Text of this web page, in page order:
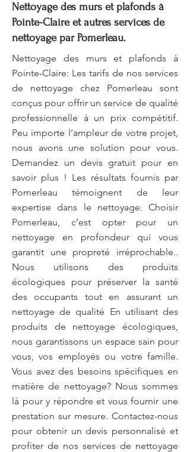
Nettoyage des murs et plafonds à
Pointe-Claire et autres services de
nettoyage par Pomerleau.
Nettoyage des murs et plafonds à
Pointe-Claire: Les tarifs de nos services
de nettoyage chez Pomerleau sont
conçus pour offrir un service de qualité
professionnelle à un prix compétitif.
Peu importe l’ampleur de votre projet,
nous avons une solution pour vous.
Demandez un devis gratuit pour en
savoir plus ! Les résultats fournis par
Pomerleau témoignent de leur
expertise dans le nettoyage. Choisir
Pomerleau, c’est opter pour un
nettoyage en profondeur qui vous
garantit une propreté irréprochable..
Nous utilisons des produits
écologiques pour préserver la santé
des occupants tout en assurant un
nettoyage de qualité En utilisant des
produits de nettoyage écologiques,
nous garantissons un espace sain pour
vous, vos employés ou votre famille.
Vous avez des besoins spécifiques en
matière de nettoyage? Nous sommes
là pour y répondre et vous fournir une
prestation sur mesure. Contactez-nous
pour obtenir un devis personnalisé et
profiter de nos services de nettoyage